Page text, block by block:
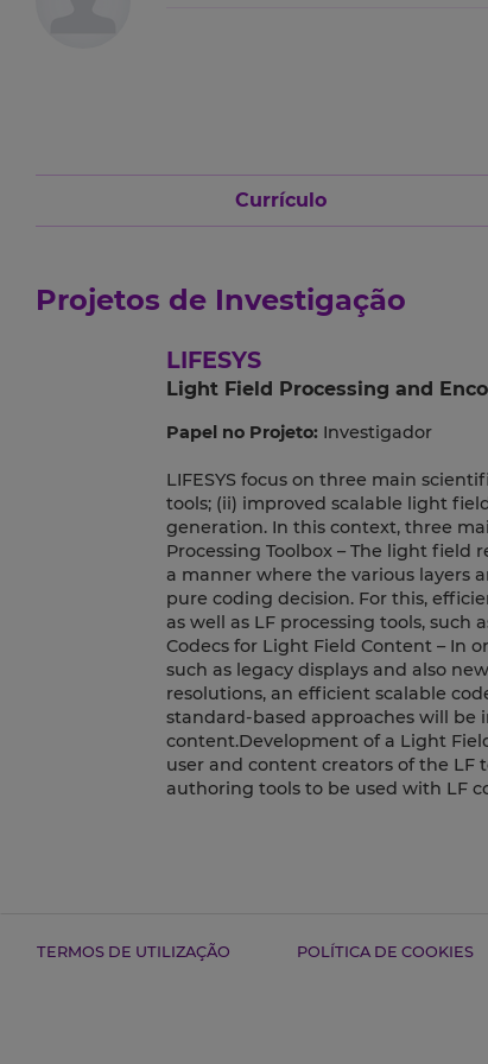
Currículo
Projetos de Investigação
LIFESYS
Light Field Processing and
Papel no Projeto: Investigador
LIFESYS focus on three main
tools; (ii) improved scalable light
generation. In this context, three
Processing Toolbox – The light
a manner where the various layers
pure coding decision. For this,
as well as LF processing tools,
Codecs for Light Field Content – In
such as legacy displays and also
resolutions, an efficient scalable
standard-based approaches will be
content.Development of a Light
user and content creators of the LF
authoring tools to be used with LF
TERMOS DE UTILIZAÇÃO POLÍTICA DE COOKIES